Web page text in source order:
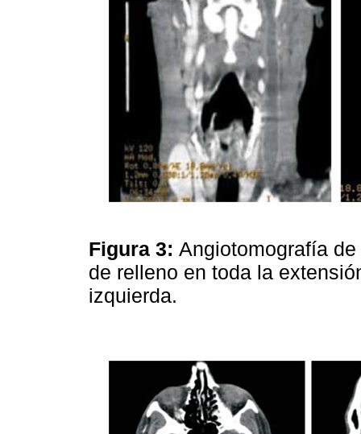
Figura 3: Angiotomografía
de relleno en toda la
izquierda.